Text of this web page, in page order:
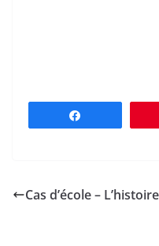
Cas d’école –